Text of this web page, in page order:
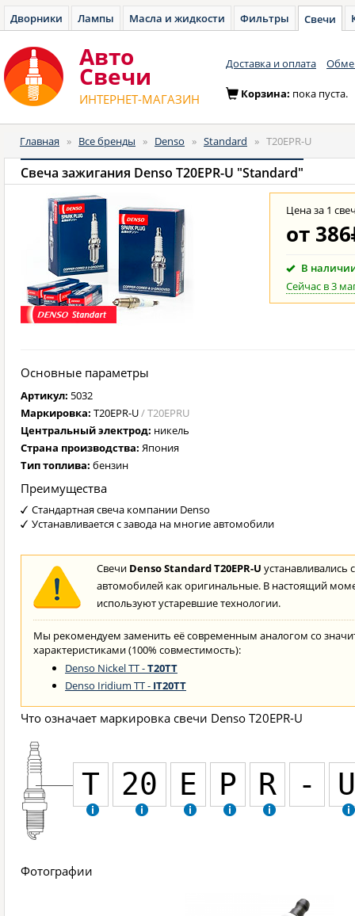
Дворники Лампы Масла и жидкости Фильтры Свечи
Авто
Cвечи
ИНТЕРНЕТ-МАГАЗИН
Доставка и оплата
Корзина: пока пуста.
Главная » Все бренды » Denso » Standard » T20EPR-U
Свеча зажигания Denso T20EPR-U "Standard"
Цена за 1
от 386
В
Сейчас в 3
Основные параметры
Артикул: 5032
Маркировка: T20EPR-U/ T20EPRU
Центральный электрод: никель
Страна производства: Япония
Тип топлива: бензин
Преимущества
Стандартная свеча компании Denso
Устанавливается с завода на многие автомобили
Свечи Denso Standard T20EPR-U устанавливались
автомобилей как оригинальные. В настоящий
используют устаревшие технологии.
Мы рекомендуем заменить её современным аналогом со
характеристиками (100% совместимость):
Denso Nickel TT -T20TT
Denso Iridium TT - IT20TT
Что означает маркировка свечи Denso T20EPR-U
T 20 E P R - U
Фотографии